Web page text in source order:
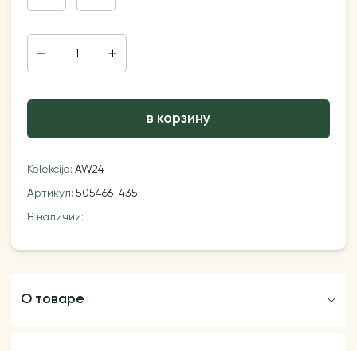
в корзину
Kolekcija:AW24
Артикул:505466-435
В наличии:
О товаре